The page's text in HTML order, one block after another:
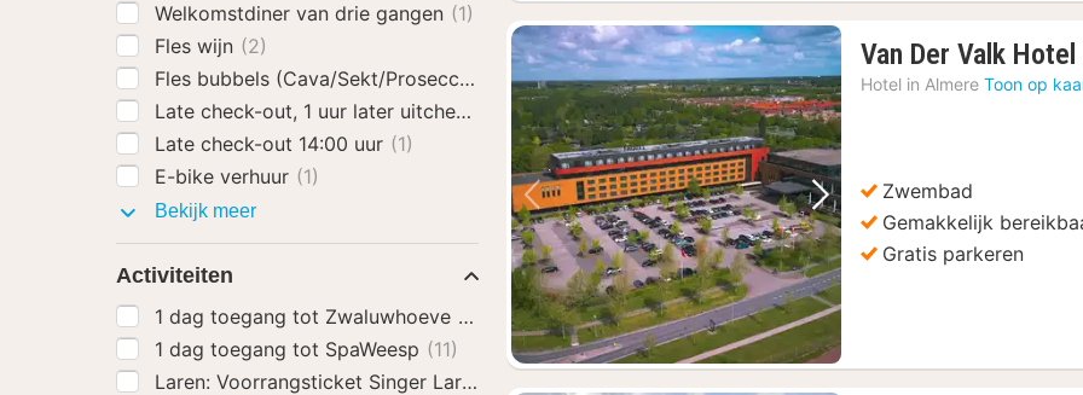
Vorige foto Volgende foto
Van Der Valk
Hotel in Almere Toon op
Zwembad
Gemakkelijk
Gratis parkeren
Welkomstdiner van drie gangen (1)
Fles wijn (2)
Fles bubbels (Cava/Sekt/Prosecco)
(2)
Late check-out, 1 uur later uitchecken
(1)
Late check-out 14:00 uur (1)
E-bike verhuur (1)
Bekijk meerHotel
Activiteiten
1 dag toegang tot Zwaluwhoeve (2)
1 dag toegang tot SpaWeesp (11)
Laren: Voorrangsticket Singer Laren Museum